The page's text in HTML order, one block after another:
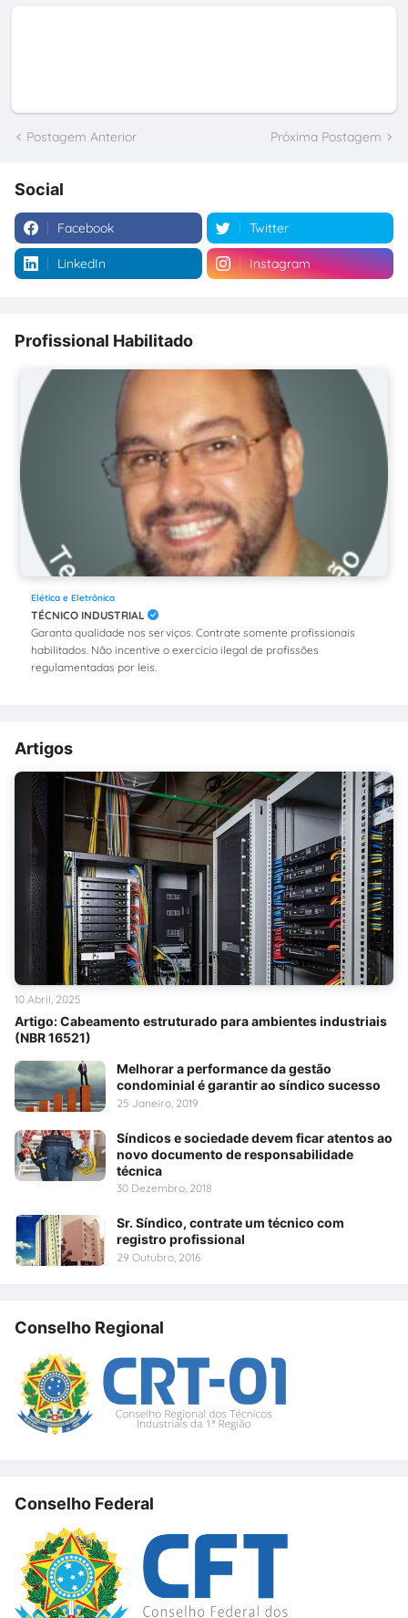
Postagem Anterior Próxima Postagem
Social
Facebook Twitter
LinkedIn Instagram
Profissional Habilitado
Elética e Eletrônica
TÉCNICO INDUSTRIAL
Garanta qualidade nos serviços. Contrate somente profissionais
habilitados. Não incentive o exercício ilegal de profissões
regulamentadas por leis.
Artigos
Artigo: Cabeamento estruturado para ambientes industriais
(NBR 16521)
10 Abril, 2025
Melhorar a performance da gestão
condominial é garantir ao síndico sucesso
25 Janeiro, 2019
Síndicos e sociedade devem ficar atentos ao
novo documento de responsabilidade
técnica
30 Dezembro, 2018
Sr. Síndico, contrate um técnico com
registro profissional
29 Outubro, 2016
Conselho Regional
Conselho Federal